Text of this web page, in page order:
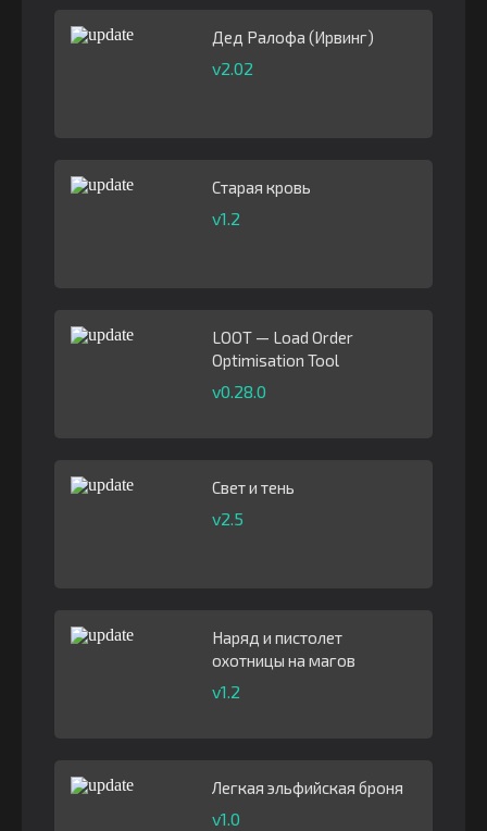
Дед Ралофа (Ирвинг)
v2.02
Старая кровь
v1.2
LOOT — Load Order
Optimisation Tool
v0.28.0
Свет и тень
v2.5
Наряд и пистолет
охотницы на магов
v1.2
Легкая эльфийская броня
v1.0